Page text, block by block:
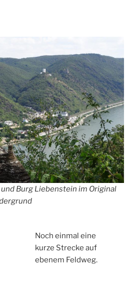
Burg Liebenstein im Original
Noch einmal eine
kurze Strecke auf
ebenem Feldweg.